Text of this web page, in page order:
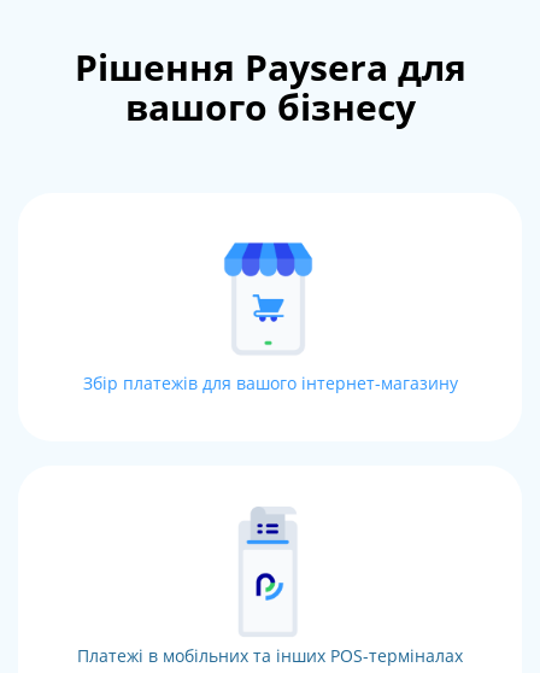
Рішення Paysera для
вашого бізнесу
Збір платежів для вашого інтернет-магазину
Платежі в мобільних та інших POS-терміналах